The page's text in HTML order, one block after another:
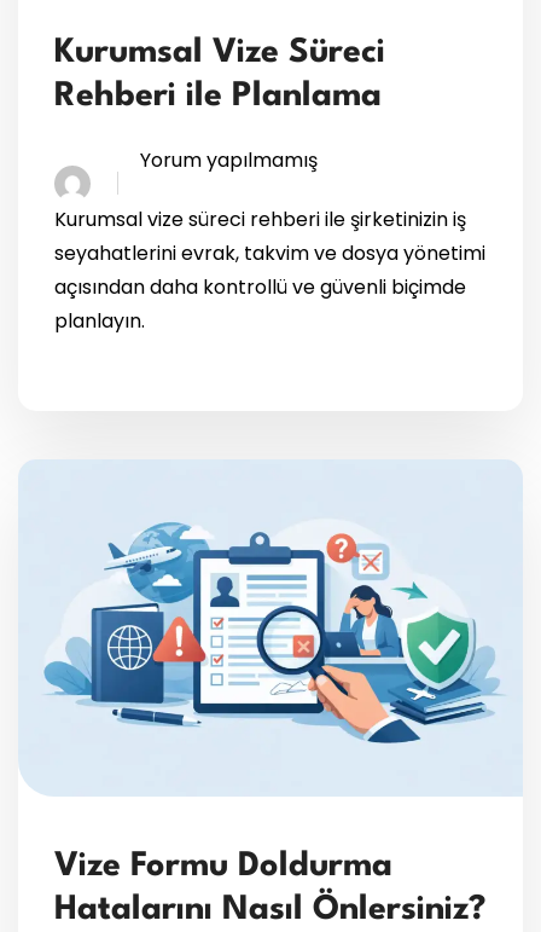
Kurumsal Vize Süreci
Rehberi ile Planlama
Yorum yapılmamış
Kurumsal vize süreci rehberi ile şirketinizin iş
seyahatlerini evrak, takvim ve dosya yönetimi
açısından daha kontrollü ve güvenli biçimde
planlayın.
Vize Formu Doldurma
Hatalarını Nasıl Önlersiniz?